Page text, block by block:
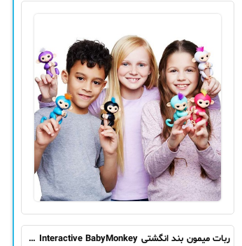
ربات میمون بند انگشتی Fingerlings Interactive BabyMonkey